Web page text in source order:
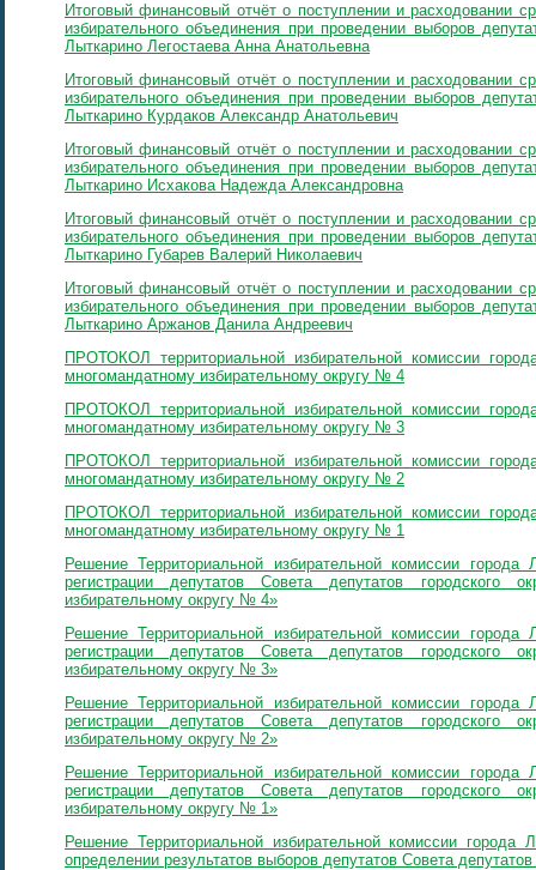
Итоговый финансовый отчёт о поступлении и расходовании
избирательного объединения при проведении выборов
Лыткарино Легостаева Анна Анатольевна
Итоговый финансовый отчёт о поступлении и расходовании
избирательного объединения при проведении выборов
Лыткарино Курдаков Александр Анатольевич
Итоговый финансовый отчёт о поступлении и расходовании
избирательного объединения при проведении выборов
Лыткарино Исхакова Надежда Александровна
Итоговый финансовый отчёт о поступлении и расходовании
избирательного объединения при проведении выборов
Лыткарино Губарев Валерий Николаевич
Итоговый финансовый отчёт о поступлении и расходовании
избирательного объединения при проведении выборов
Лыткарино Аржанов Данила Андреевич
ПРОТОКОЛ территориальной избирательной комиссии
многомандатному избирательному округу № 4
ПРОТОКОЛ территориальной избирательной комиссии
многомандатному избирательному округу № 3
ПРОТОКОЛ территориальной избирательной комиссии
многомандатному избирательному округу № 2
ПРОТОКОЛ территориальной избирательной комиссии
многомандатному избирательному округу № 1
Решение Территориальной избирательной комиссии
регистрации депутатов Совета депутатов городского
избирательному округу № 4»
Решение Территориальной избирательной комиссии
регистрации депутатов Совета депутатов городского
избирательному округу № 3»
Решение Территориальной избирательной комиссии
регистрации депутатов Совета депутатов городского
избирательному округу № 2»
Решение Территориальной избирательной комиссии
регистрации депутатов Совета депутатов городского
избирательному округу № 1»
Решение Территориальной избирательной комиссии
определении результатов выборов депутатов Совета